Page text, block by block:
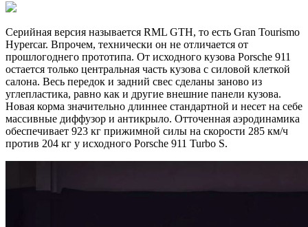
Серийная версия называется RML GTH, то есть Gran Tourismo
Hypercar. Впрочем, технически он не отличается от
прошлогоднего прототипа. От исходного кузова Porsche 911
остается только центральная часть кузова с силовой клеткой
салона. Весь передок и задний свес сделаны заново из
углепластика, равно как и другие внешние панели кузова.
Новая корма значительно длиннее стандартной и несет на себе
массивные диффузор и антикрыло. Отточенная аэродинамика
обеспечивает 923 кг прижимной силы на скорости 285 км/ч
против 204 кг у исходного Porsche 911 Turbo S.